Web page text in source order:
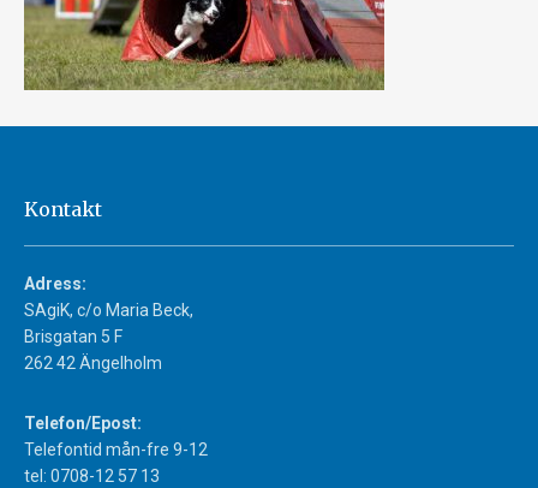
Kontakt
Adress:
SAgiK, c/o Maria Beck,
Brisgatan 5 F
262 42 Ängelholm
Telefon/Epost:
Telefontid mån-fre 9-12
tel: 0708-12 57 13